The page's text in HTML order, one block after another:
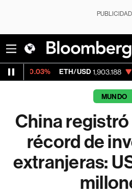
PUBLICIDAD
ETH/USD 1,903.188 -0.14% Visa
MUNDO
China
récord de
extranjeras: